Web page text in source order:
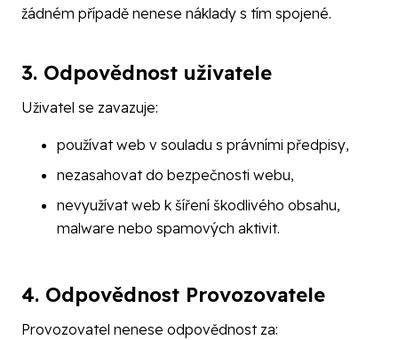
žádném případě nenese náklady s tím spojené.
3. Odpovědnost uživatele
Uživatel se zavazuje:
používat web v souladu s právními předpisy,
nezasahovat do bezpečnosti webu,
nevyužívat web k šíření škodlivého obsahu,
malware nebo spamových aktivit.
4. Odpovědnost Provozovatele
Provozovatel nenese odpovědnost za: